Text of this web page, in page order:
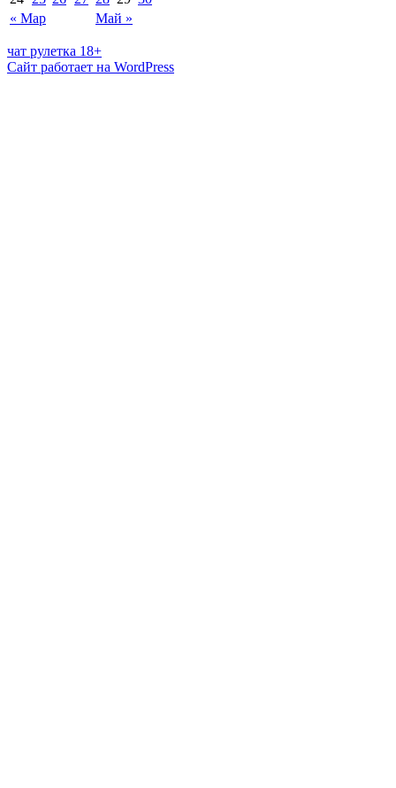
« Мар Май »
чат рулетка 18+
Сайт работает на WordPress